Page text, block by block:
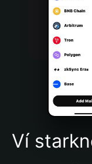
Português (Portugal)
Bahasa Indonesia
Português (Brasil)
Español (Argentina)
Ví